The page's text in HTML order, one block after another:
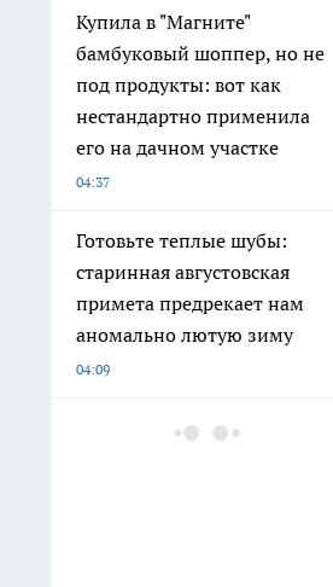
Купила в "Магните"
бамбуковый шоппер, но не
под продукты: вот как
нестандартно применила
его на дачном участке
04:37
Готовьте теплые шубы:
старинная августовская
примета предрекает нам
аномально лютую зиму
04:09
Обнаружила в «Магните»